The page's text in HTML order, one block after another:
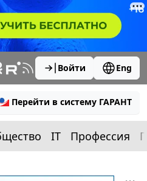
Войти Eng
Перейти в систему ГАРАНТ
IT Профессия